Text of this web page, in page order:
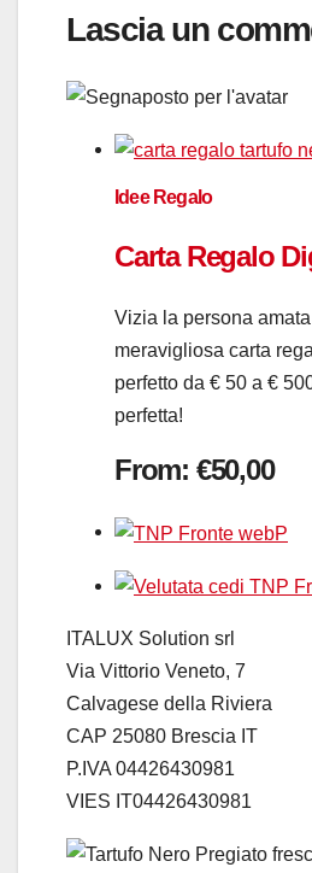
Lascia un
Idee Regalo
Carta Regalo
Vizia la persona
meravigliosa carta
perfetto da € 50 a €
perfetta!
From: €50,00
ITALUX Solution srl
Via Vittorio Veneto, 7
Calvagese della Riviera
CAP 25080 Brescia IT
P.IVA 04426430981
VIES IT04426430981